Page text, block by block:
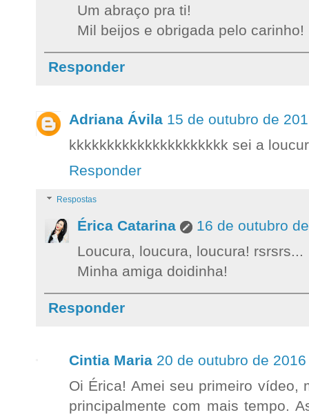
Um abraço pra ti!
Mil beijos e obrigada pelo carinho!
Responder
Adriana Ávila 15 de outubro de
kkkkkkkkkkkkkkkkkkkkk sei a
Responder
Respostas
Érica Catarina
16 de outubro
Loucura, loucura, loucura! rsrsrs...
Minha amiga doidinha!
Responder
Cintia Maria 20 de outubro de
Oi Érica! Amei seu primeiro vídeo,
principalmente com mais tempo.